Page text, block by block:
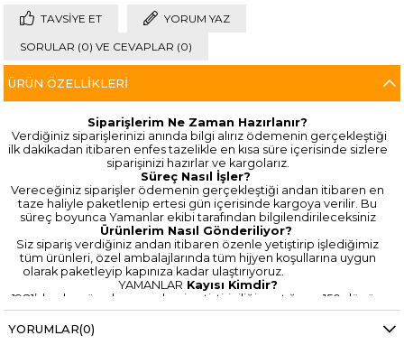
TAVSIYE ET YORUM YAZ
SORULAR (0) VE CEVAPLAR (0)
ÜRÜN ÖZELLIKLERI
Siparişlerim Ne Zaman Hazırlanır?
Verdiğiniz siparişlerinizi anında bilgi alırız ödemenin gerçekleştiği
ilk dakikadan itibaren enfes tazelikle en kısa süre içerisinde sizlere
siparişinizi hazırlar ve kargolarız.
Süreç Nasıl İşler?
Vereceğiniz siparişler ödemenin gerçekleştiği andan itibaren en
taze haliyle paketlenip ertesi gün içerisinde kargoya verilir. Bu
süreç boyunca Yamanlar ekibi tarafından bilgilendirileceksiniz
Ürünlerim Nasıl Gönderiliyor?
Siz sipariş verdiğiniz andan itibaren özenle yetiştirip işlediğimiz
tüm ürünleri, özel ambalajlarında tüm hijyen koşullarına uygun
olarak paketleyip kapınıza kadar ulaştırıyoruz.
YAMANLAR Kayısı Kimdir?
1981’den bugüne kayısı ve besi yetiştiriciliği yaptığımız 150 dönüm
arazimizde modern çağın getirdiği yeniliklere uyum sağlamak
amacıyla 2019 yılında onlıne satış platformlarına kendimizi tanıttık.
Çok kısa bir sürede beklediğimiz başarıya ulaştık. Bu çalışmaları
YORUMLAR(0)